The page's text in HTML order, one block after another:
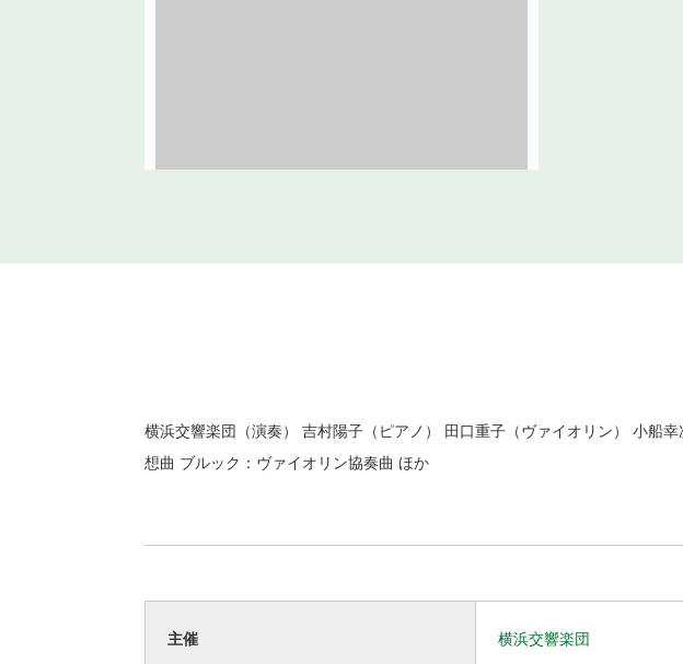
横浜交響楽団（演奏） 吉村陽子（ピアノ） 田口重子（ヴァイオリン） 小船
想曲 ブルック：ヴァイオリン協奏曲 ほか
主催 横浜交響楽団